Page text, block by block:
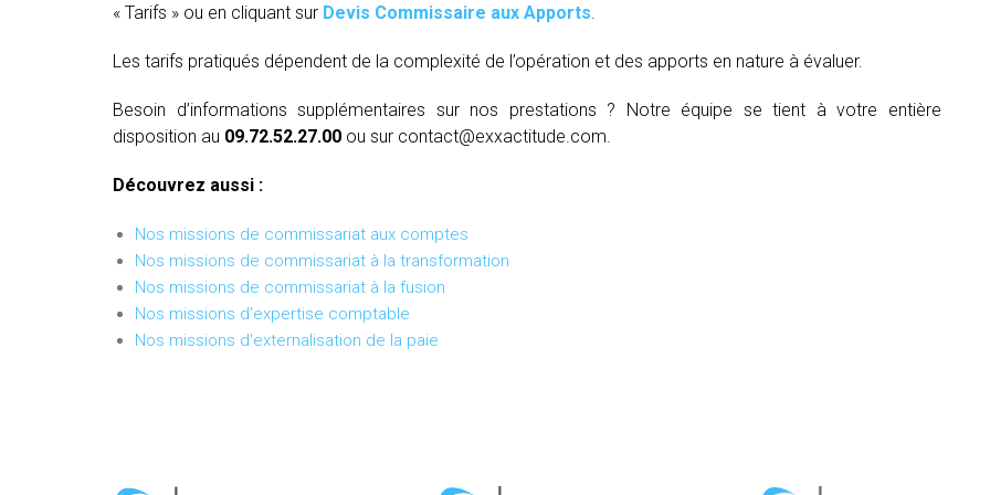
« Tarifs » ou en cliquant sur Devis Commissaire aux Apports.
Les tarifs pratiqués dépendent de la complexité de l’opération et des apports en nature à évaluer.
Besoin d’informations supplémentaires sur nos prestations ? Notre équipe se tient à votre entière
disposition au 09.72.52.27.00 ou sur contact@exxactitude.com.
Découvrez aussi :
Nos missions de commissariat aux comptes
Nos missions de commissariat à la transformation
Nos missions de commissariat à la fusion
Nos missions d'expertise comptable
Nos missions d'externalisation de la paie